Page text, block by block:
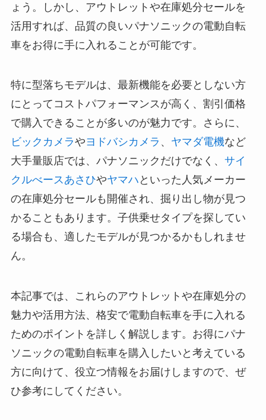
ょう。しかし、アウトレットや在庫処分セールを
活用すれば、品質の良いパナソニックの電動自転
車をお得に手に入れることが可能です。
特に型落ちモデルは、最新機能を必要としない方
にとってコストパフォーマンスが高く、割引価格
で購入できることが多いのが魅力です。さらに、
ビックカメラやヨドバシカメラ 、 ヤマダ電機など
大手量販店では、パナソニックだけでなく、 サイ
クルべースあさひやヤマハ といった人気メーカー
の在庫処分セールも開催され、掘り出し物が見つ
かることもあります。子供乗せタイプを探してい
る場合も、適したモデルが見つかるかもしれませ
ん。
本記事では、これらのアウトレットや在庫処分の
魅力や活用方法、格安で電動自転車を手に入れる
ためのポイントを詳しく解説します。お得にパナ
ソニックの電動自転車を購入したいと考えている
方に向けて、役立つ情報をお届けしますので、ぜ
ひ参考にしてください。